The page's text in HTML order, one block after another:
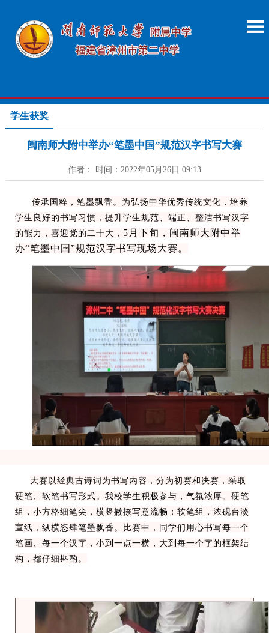
学生获奖
闽南师大附中举办“笔墨中国”规范汉字书写大赛
作者： 时间：2022年05月26日 09:13
传承国粹，笔墨飘香。为弘扬中华优秀传统文化，培养
学生良好的书写习惯，提升学生规范、端正、整洁书写汉字
的能力，喜迎党的二十大， 5月下旬，闽南师大附中举
办“笔墨中国”规范汉字书写现场大赛。
大赛以经典古诗词为书写内容，分为初赛和决赛，采取
硬笔、软笔书写形式。我校学生积极参与，气氛浓厚。硬笔
组，小方格细笔尖，横竖撇捺写意流畅；软笔组，浓砚台淡
宣纸，纵横恣肆笔墨飘香。比赛中，同学们用心书写每一个
笔画、每一个汉字，小到一点一横，大到每一个字的框架结
构，都仔细斟酌。